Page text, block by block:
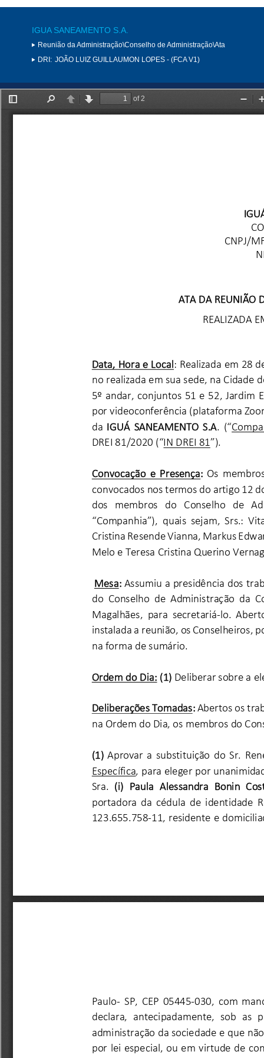
IGUA SANEAMENTO S.A.
Reunião da Administração\Conselho de Administração\Ata
DRI: JOÃO LUIZ GUILLAUMON LOPES - (FCA V1)